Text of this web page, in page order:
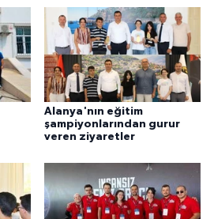
Alanya'nın eğitim
şampiyonlarından gurur
veren ziyaretler